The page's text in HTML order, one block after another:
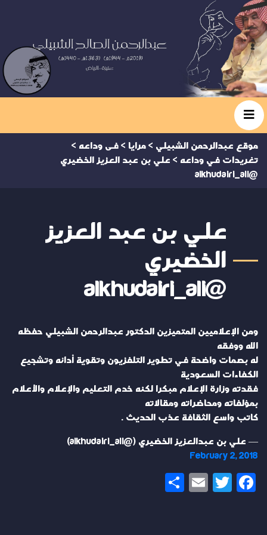
موقع عبدالرحمن الشبيلي > مرايا > فى وداعه >
تغريدات في وداعه > علي بن عبد العزيز الخضيري
@alkhudairi_ali
علي بن عبد العزيز
الخضيري
@alkhudairi_ali
ومن الإعلاميين المتميزين الدكتور عبدالرحمن الشبيلي حفظه
الله ووفقه
له بصمات واضحة في تطوير التلفزيون وتقوية أدائه وتشجيع
الكفاءات السعودية
فقدته وزارة الإعلام مبكرا لكنه خدم التعليم والإعلام والأعلام
بمؤلفاته ومحاضراته ومقالاته
كاتب واسع الثقافة عذب الحديث .
— علي بن عبدالعزيز الخضيري (@alkhudairi_ali)
February 2, 2018
Facebook
Twitter
Email